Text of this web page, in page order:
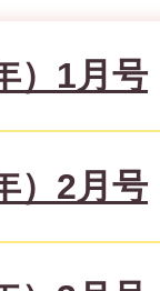
）1月号
）2月号